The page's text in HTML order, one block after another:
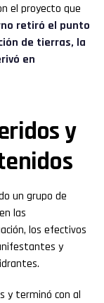
el proyecto que
retiró el punto
de tierras, la
en
y
un grupo de
las
los efectivos
y
y terminó con al